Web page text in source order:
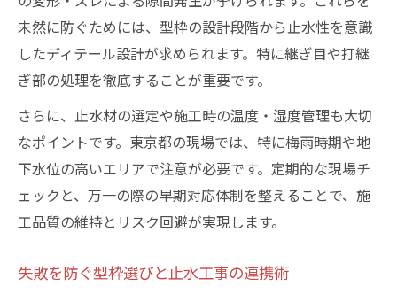
未然に防ぐためには、型枠の設計段階から止水性を意識
したディテール設計が求められます。特に継ぎ目や打継
ぎ部の処理を徹底することが重要です。
さらに、止水材の選定や施工時の温度・湿度管理も大切
なポイントです。東京都の現場では、特に梅雨時期や地
下水位の高いエリアで注意が必要です。定期的な現場チ
ェックと、万一の際の早期対応体制を整えることで、施
工品質の維持とリスク回避が実現します。
失敗を防ぐ型枠選びと止水工事の連携術